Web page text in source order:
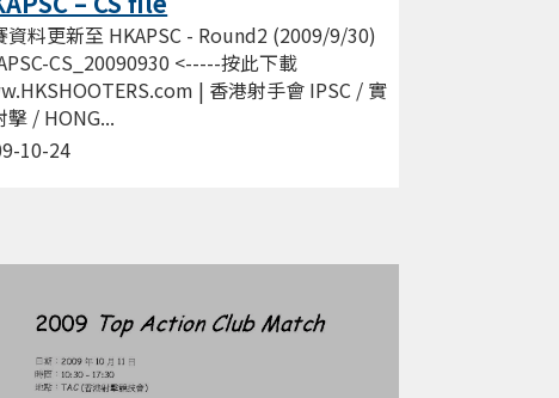
10-24
資料更新至 HKAPSC - Round2 (2009/9/30)
CS_20090930 <-----按此下載
| 香港射手會 IPSC / 實
擊 / HONG...